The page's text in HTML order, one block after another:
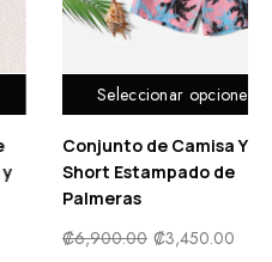
Seleccionar opciones
Traje de baño de una
pieza con falda y
cremallera con